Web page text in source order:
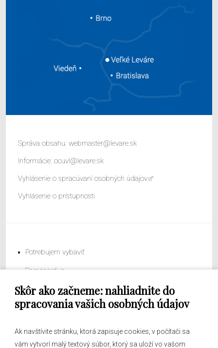
Skôr ako začneme: nahliadnite do
spracovania vašich osobných údajov
Ak navštívite stránku, ktorá zapisuje cookies, v počítači sa
vám vytvorí malý textový súbor, ktorý sa uloží vo vašom
Správa obsahu: webmaster@levare.sk
Informácie: ocuvl@levare.sk
Vyhlásenie o spracúvaní osobných údajov
Vyhlásenie o prístupnosti
Potrebujem vybaviť
Samospráva
Obecný úrad
O obci